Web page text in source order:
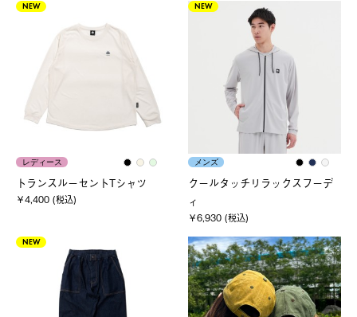
NEW
レディース
トランスルーセントTシャツ
￥4,400 (税込)
NEW
メンズ
クールタッチリラックスフーデ
ィ
￥6,930 (税込)
NEW